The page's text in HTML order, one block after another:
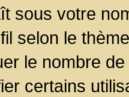
sous votre
selon le
le nombre
certains